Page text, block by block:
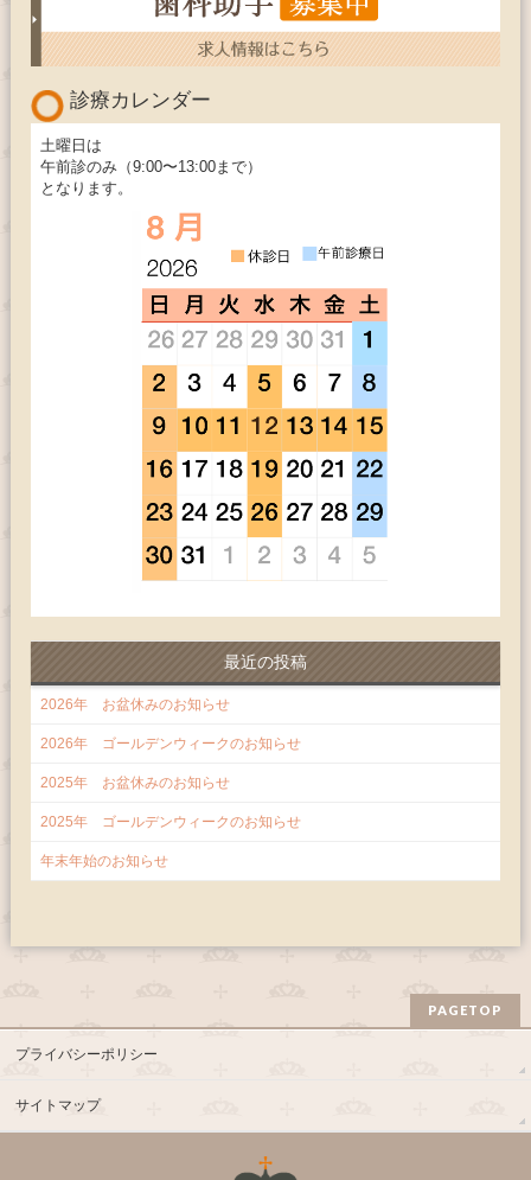
診療カレンダー
土曜日は
午前診のみ（9:00〜13:00まで）
となります。
最近の投稿
2026年 お盆休みのお知らせ
2026年 ゴールデンウィークのお知らせ
2025年 お盆休みのお知らせ
2025年 ゴールデンウィークのお知らせ
年末年始のお知らせ
PAGETOP
プライバシーポリシー
サイトマップ